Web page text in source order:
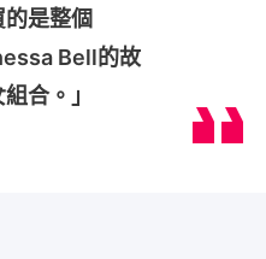
是整個
Bell的故
合。」